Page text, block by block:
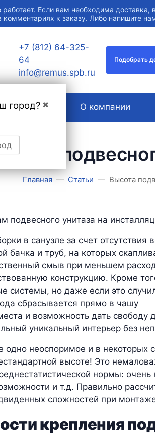
Если вам необходима
комментариях к заказу. Либо напишите
✖
город?
+7 (812) 64-325-
64
info@remus.spb.ru
Подобрать
Услуги О компании
Главная Статьи Высота
подвесного унитаза на
в санузле за счет
бачка и труб, на которых
смыв при меньшем
конструкцию. Кроме
системы, но даже если это
сбрасывается прямо в чашу
и возможность дать свободу
уникальный интерьер без
одно неоспоримое и в некоторых
высоте! Это
нормы:
и т.д. Правильно
сложностей при
крепления